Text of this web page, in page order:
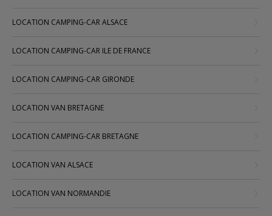
LOCATION CAMPING-CAR ALSACE
LOCATION CAMPING-CAR ILE DE FRANCE
LOCATION CAMPING-CAR GIRONDE
LOCATION VAN BRETAGNE
LOCATION CAMPING-CAR BRETAGNE
LOCATION VAN ALSACE
LOCATION VAN NORMANDIE